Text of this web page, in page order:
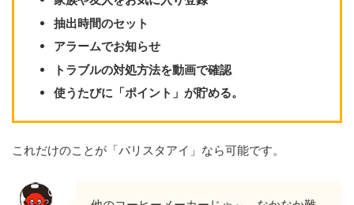
抽出時間のセット
アラームでお知らせ
トラブルの対処方法を動画で確認
使うたびに「ポイント」が貯める。
これだけのことが「バリスタアイ」なら可能です。